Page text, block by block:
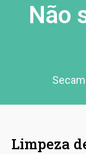
Não
Limpeza